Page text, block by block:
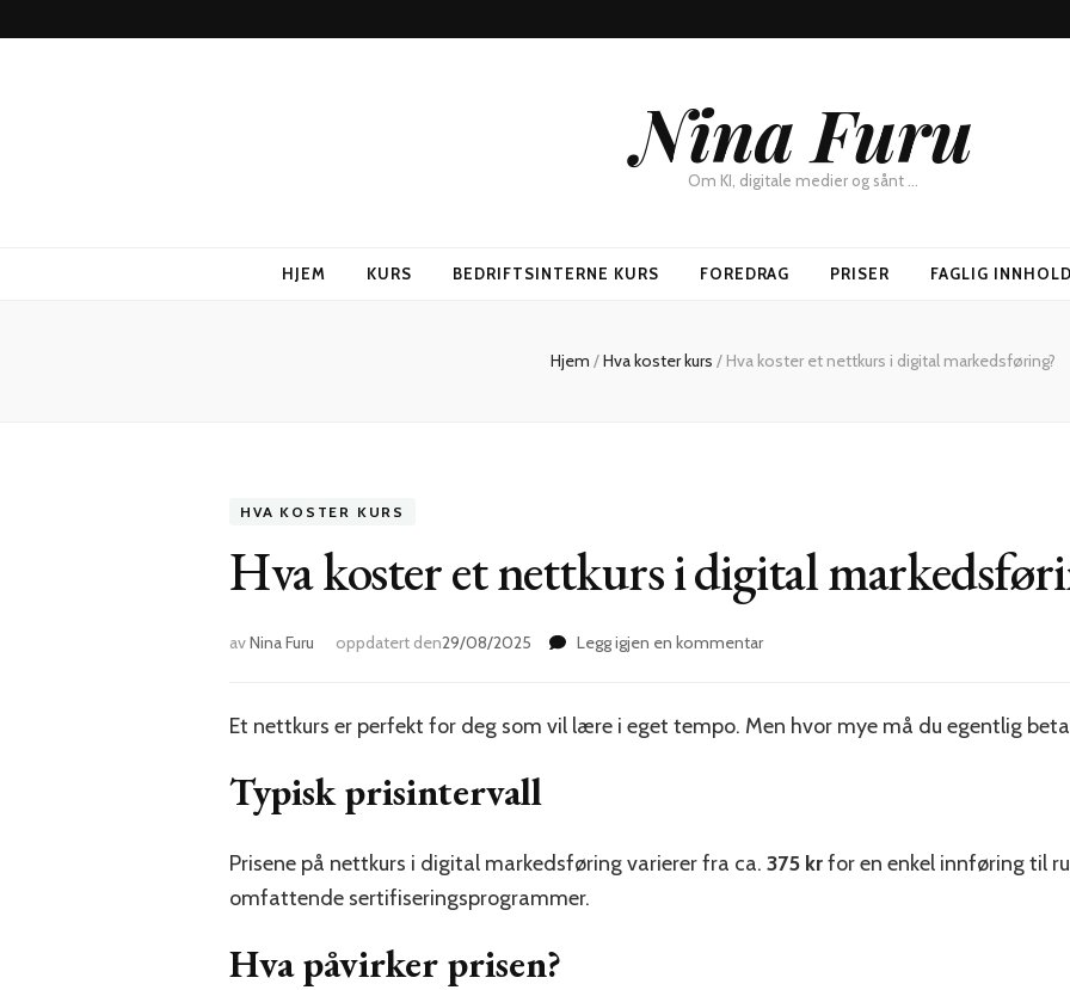
Nina Furu
Om KI, digitale medier og sånt …
HJEM KURS BEDRIFTSINTERNE KURS FOREDRAG PRISER FAGLIG
Hjem /Hva koster kurs / Hva koster et nettkurs i digital markedsføring?
HVA KOSTER KURS
Hva koster et nettkurs i digital
avNina Furu oppdatert den29/08/2025 Legg igjen en kommentartil
Et nettkurs er perfekt for deg som vil lære i eget tempo. Men hvor mye må du egentlig
Typisk prisintervall
Prisene på nettkurs i digital markedsføring varierer fra ca. 375 krfor en enkel innføring til
omfattende sertifiseringsprogrammer.
Hva påvirker prisen?